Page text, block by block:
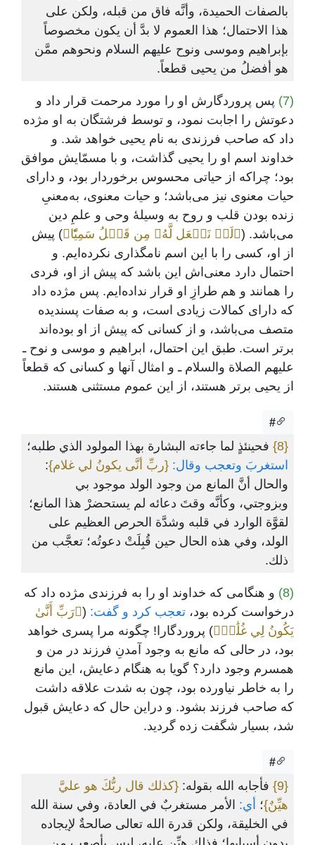
بالصفات الحميدة، وأنَّه فاق من قبله، ولكن على
هذا الاحتمال؛ هذا العموم لا بدَّ أن يكون مخصوصاً
بإبراهيم وموسى ونوح عليهم السلام ونحوهم ممَّن
هو أفضلُ من يحيى قطعاً.
(7)
پس پروردگارش او را مورد مرحمت قرار داد و
دعوتش را اجابت نمود، و توسط فرشتگان به او مژده
داد که صاحب فرزندی به نام یحیی خواهد شد. و
خداوند اسم او را یحیی گذاشت، و با مسمّایش موافق
بود؛ چراکه از حیاتی محسوس برخوردار بود، و دارای
حیات معنوی نیز می‌باشد؛ و حیات معنوی، به‌معنیِ
زنده بودن قلب و روح به وسیلۀ وحی و علمِ دین
می‌باشد. (﴿لَمۡ نَجۡعَل لَّهُۥ مِن قَبۡلُ سَمِيّٗا﴾) پیش
از او، کسی را با این اسم نامگذاری نکرده‌ایم. و
احتمال دارد معنی‌اش این باشد که پیش از او، فردی
را همانند و هم طرازِ او قرار نداده‌ایم. پس مژده داد
که دارای کمالات زیادی است، و به صفات پسندیده
متصف می‌باشد، و از کسانی که پیش از او بوده‌اند
برتر است. طبق این احتمال، ابراهیم و موسی و نوح ـ
‌علیهم الصلاة والسلام ‌ـ و امثال آنها و کسانی که قطعاً
از یحیی برتر هستند، از این عموم مستثنی هستند.
#
{8}
فحينئذٍ لما جاءته البشارة بهذا المولود الذي طلبه؛
استغربَ وتعجب وقال: {ربِّ أنَّى يكونُ لي غلام}:
والحال أنَّ المانع من وجود الولد موجود بي
وبزوجتي، وكأنَّه وقتَ دعائه لم يستحضرْ هذا المانع؛
لقوَّة الوارد في قلبه وشدَّة الحرص العظيم على
الولد، وفي هذه الحال حين قُبِلَتْ دعوتُه؛ تعجَّب من
ذلك.
(8)
و هنگامی که خداوند او را به فرزندی مژده داد که
درخواست کرده بود، تعجب کرد و گفت: (﴿رَبِّ أَنَّىٰ
يَكُونُ لِي غُلَٰمٞ﴾) پروردگارا! چگونه مرا پسری خواهد
بود، در حالی که مانع به وجود آمدنِ فرزند در من و
همسرم وجود دارد؟ گویا به هنگام دعایش، این مانع
را به خاطر نیاورده بود، چون به شدت علاقه داشت
که صاحب فرزند بشود. و دراین حال که دعایش قبول
شد، بسیار شگفت زده گردید.
#
{9} فأجابه الله بقوله: {كذلك قال ربُّكَ هو عليَّ
هيِّنٌ}؛ أي: الأمر مستغربٌ في العادة، وفي سنة الله
في الخليقة، ولكن قدرة الله تعالى صالحةٌ لإيجاده